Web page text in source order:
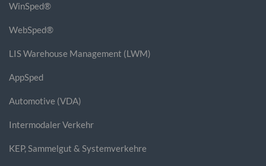
WinSped®
WebSped®
LIS Warehouse Management (LWM)
AppSped
Automotive (VDA)
Intermodaler Verkehr
KEP, Sammelgut & Systemverkehre